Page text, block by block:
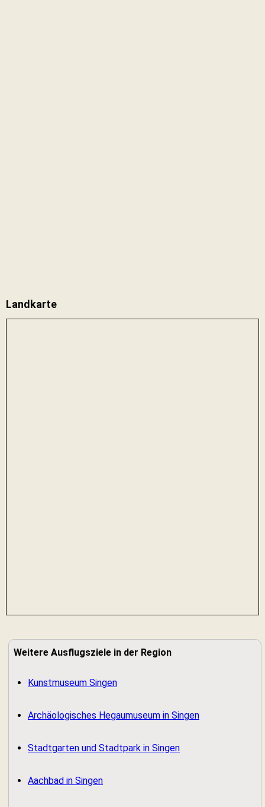
Landkarte
Weitere Ausflugsziele in der Region
Kunstmuseum Singen
Archäologisches Hegaumuseum in Singen
Stadtgarten und Stadtpark in Singen
Aachbad in Singen